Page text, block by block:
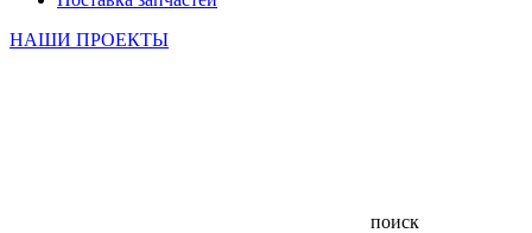
НАШИ ПРОЕКТЫ
поиск